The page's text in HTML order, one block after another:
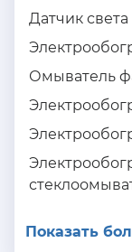
Датчик света
Омыватель
Показать